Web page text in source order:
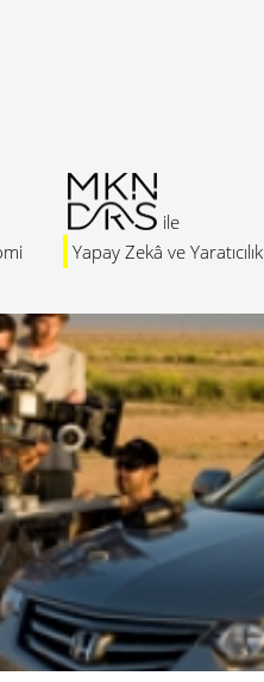
Yapay Zekâ ve Yaratıcılık